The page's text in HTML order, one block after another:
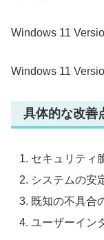
Windows 11
Windows 11
具体的な改善
セキュリティ
システムの安
既知の不具合
ユーザーイン